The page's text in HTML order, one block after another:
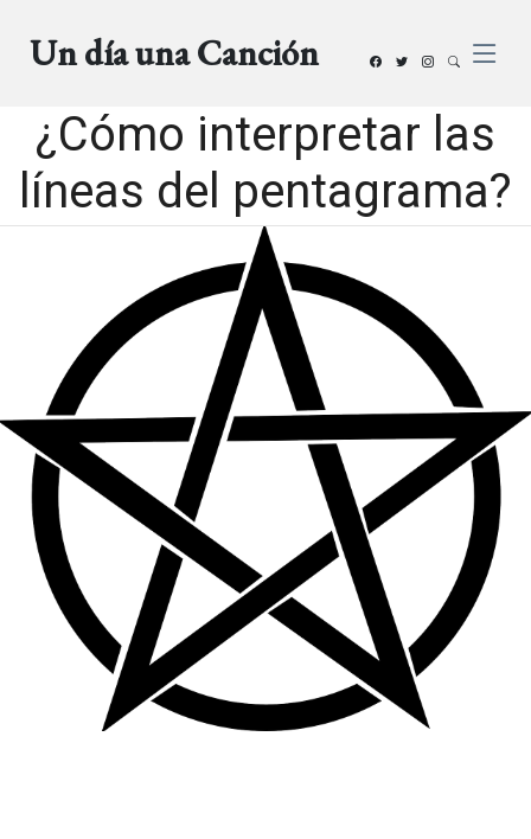
Un día una Canción
¿Cómo interpretar las
líneas del pentagrama?